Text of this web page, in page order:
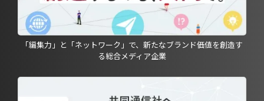
「編集力」と「ネットワーク」で、新たなブランド価値を創造す
る総合メディア企業